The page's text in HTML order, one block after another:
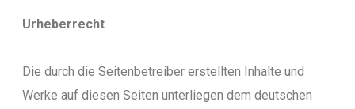
Urheberrecht
Die durch die Seitenbetreiber erstellten Inhalte und
Werke auf diesen Seiten unterliegen dem deutschen